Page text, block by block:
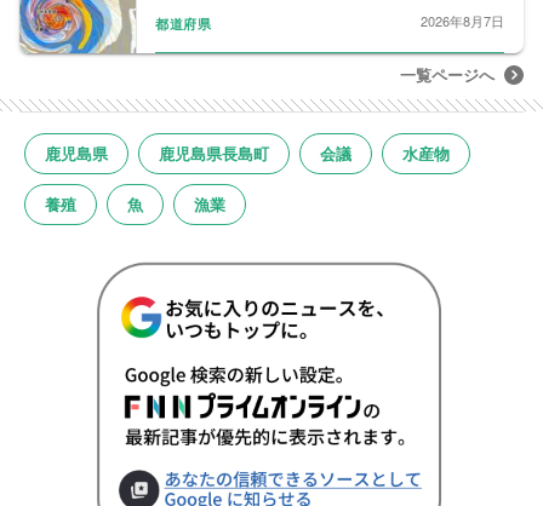
都道府県 2026年8月7日
一覧ページへ
鹿児島県 鹿児島県長島町 会議 水産物
養殖 魚 漁業